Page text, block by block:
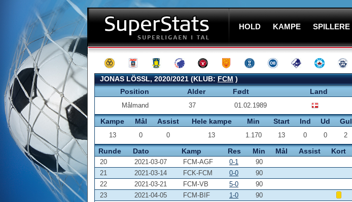
HOLD KAMPE SPILLERE
JONAS LÖSSL, 2020/2021 (KLUB:FCM)
Position
Alder Født Land
Målmand 37 01.02.1989
Kampe Mål Assist Hele kampe Min Start Ind Ud Gul
13 0 0 13 1.170 13 0 0 2
Runde Dato Kamp Res Min Mål Assist Kort
20 2021-03-07 FCM-AGF 0-1
90
21
2021-03-14 FCK-FCM 0-0
90
22
2021-03-21 FCM-VB 5-0
90
23
2021-04-05 FCM-BIF 1-0 90